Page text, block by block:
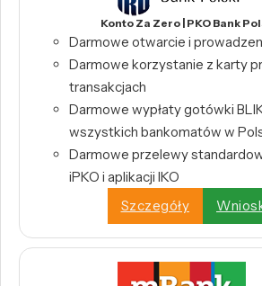
Konto Za Zero | PKO Bank
Darmowe otwarcie i
Darmowe korzystanie z karty
transakcjach
Darmowe wypłaty gotówki
wszystkich bankomatów w
Darmowe przelewy
iPKO i aplikacji IKO
Szczegóły